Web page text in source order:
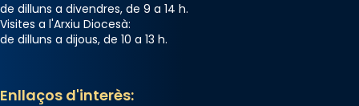
de dilluns a divendres, de 9 a 14 h.
Visites a l'Arxiu Diocesà:
de dilluns a dijous, de 10 a 13 h.
Enllaços d'interès: